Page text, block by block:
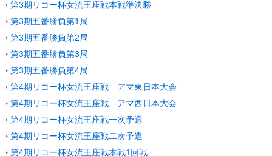
第3期リコー杯女流王座戦本戦準決勝
第3期五番勝負第1局
第3期五番勝負第2局
第3期五番勝負第3局
第3期五番勝負第4局
第4期リコー杯女流王座戦 アマ東日本大会
第4期リコー杯女流王座戦 アマ西日本大会
第4期リコー杯女流王座戦一次予選
第4期リコー杯女流王座戦二次予選
第4期リコー杯女流王座戦本戦1回戦